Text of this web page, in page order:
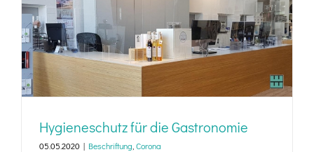
Hygieneschutz für die Gastronomie
Hygieneschutz für die Gastronomie
05.05.2020 | Beschriftung Corona